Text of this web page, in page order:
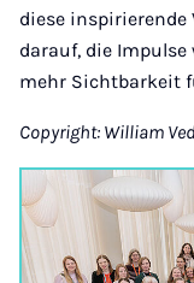
diese
darauf, die
mehr Sichtbarkeit
Copyright: William